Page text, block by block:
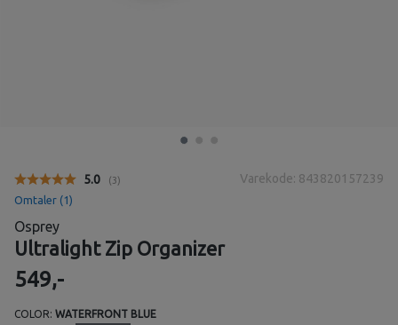
Gjennomsnittskarakter:
5.0 (stemmer:
3)
Omtaler (1)
Varekode: 843820157239
Osprey
Ultralight Zip Organizer
549,-
COLOR: WATERFRONT BLUE